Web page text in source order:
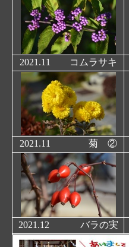
2021.11 コムラサキ
2021.11 菊 ②
2021.12 バラの実